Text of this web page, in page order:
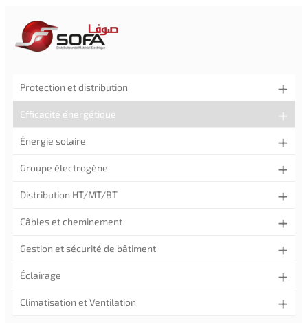
Protection et distribution
Efficacité énergétique
Énergie solaire
Groupe électrogène
Distribution HT/MT/BT
Câbles et cheminement
Gestion et sécurité de bâtiment
Éclairage
Climatisation et Ventilation